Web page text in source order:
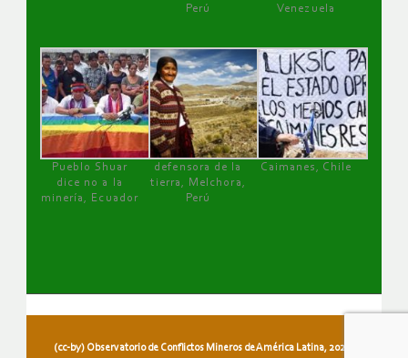
Perú
Venezuela
Pueblo Shuar
dice no a la
minería, Ecuador
defensora de la
tierra, Melchora,
Perú
Caimanes, Chile
(cc-by) Observatorio de Conflictos Mineros de América Latina, 2026